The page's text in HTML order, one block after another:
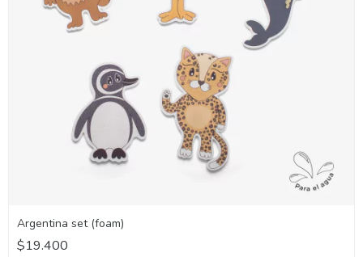
Argentina set (foam)
$19.400